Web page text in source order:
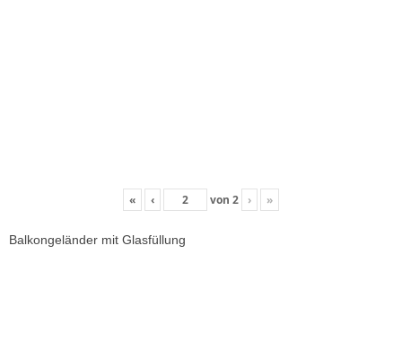
« ‹ von 2 › »
Balkongeländer mit Glasfüllung